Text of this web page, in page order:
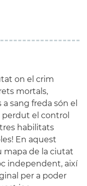
on el crim
mortals,
sang freda són el
perdut el control
habilitats
En aquest
mapa de la ciutat
independent, així
per a poder